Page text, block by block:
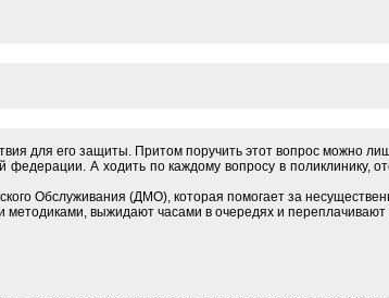
для его защиты. Притом поручить этот вопрос можно
А ходить по каждому вопросу в поликлинику,
Обслуживания (ДМО), которая помогает за
выжидают часами в очередях и